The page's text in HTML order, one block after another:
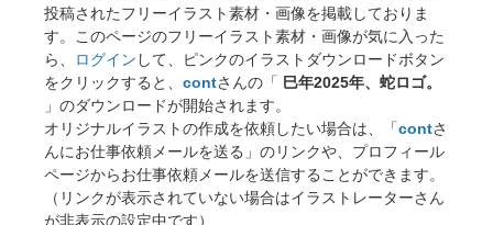
投稿されたフリーイラスト素材・画像を掲載しておりま
す。このページのフリーイラスト素材・画像が気に入った
ら、
ログイン して、ピンクのイラストダウンロードボタン
をクリックすると、 contさんの「 巳年2025年、蛇ロゴ。
」のダウンロードが開始されます。
オリジナルイラストの作成を依頼したい場合は、「contさ
んにお仕事依頼メールを送る」のリンクや、プロフィール
ページからお仕事依頼メールを送信することができます。
（リンクが表示されていない場合はイラストレーターさん
が非表示の設定中です）